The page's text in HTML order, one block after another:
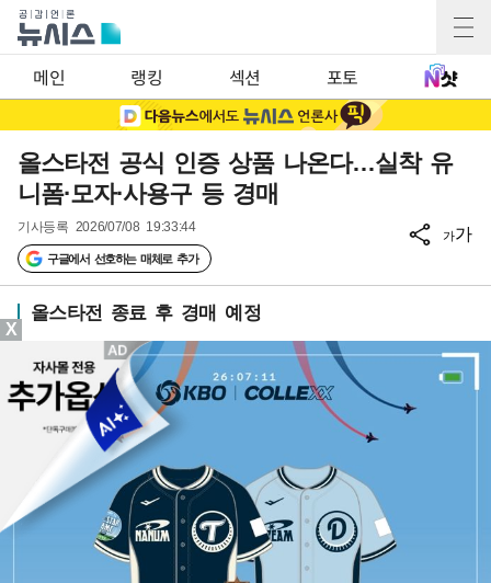
메인 랭킹 섹션 포토
올스타전 공식 인증 상품 나온다…실착 유
니폼·모자·사용구 등 경매
기사등록 2026/07/08 19:33:44
구글에서 선호하는 매체로 추가
가가
올스타전 종료 후 경매 예정
X